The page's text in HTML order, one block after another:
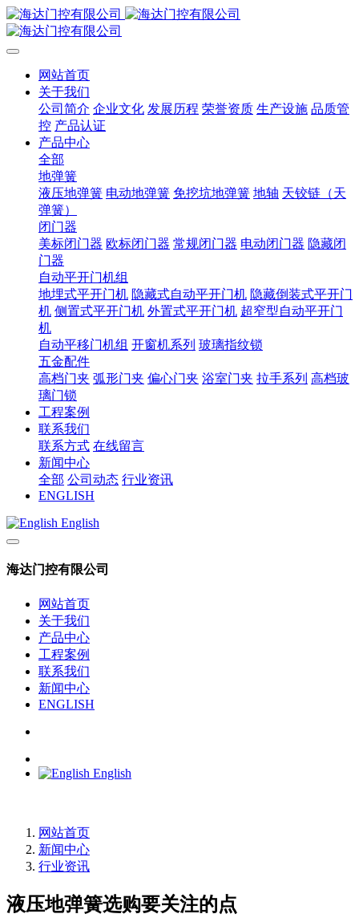
网站首页
关于我们
公司简介 企业文化 发展历程 荣誉资质 生产设施 品质管
控 产品认证
产品中心
全部
地弹簧
液压地弹簧 电动地弹簧 免挖坑地弹簧 地轴 天铰链（天
弹簧）
闭门器
美标闭门器 欧标闭门器 常规闭门器 电动闭门器 隐藏闭
门器
自动平开门机组
地埋式平开门机 隐藏式自动平开门机 隐藏倒装式平开门
机 侧置式平开门机 外置式平开门机 超窄型自动平开门
机
自动平移门机组 开窗机系列 玻璃指纹锁
五金配件
高档门夹 弧形门夹 偏心门夹 浴室门夹 拉手系列 高档玻
璃门锁
工程案例
联系我们
联系方式 在线留言
新闻中心
全部 公司动态 行业资讯
ENGLISH
English
海达门控有限公司
网站首页
关于我们
产品中心
工程案例
联系我们
新闻中心
ENGLISH
English
网站首页
新闻中心
行业资讯
液压地弹簧选购要关注的点